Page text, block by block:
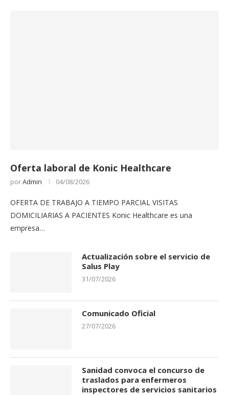
Oferta laboral de Konic Healthcare
porAdmin 04/08/2026
OFERTA DE TRABAJO A TIEMPO PARCIAL VISITAS
DOMICILIARIAS A PACIENTES Konic Healthcare es una
empresa…
Actualización sobre el servicio de
Salus Play
31/07/2026
Comunicado Oficial
27/07/2026
Sanidad convoca el concurso de
traslados para enfermeros
inspectores de servicios sanitarios